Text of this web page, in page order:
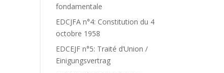
fondamentale
EDCJFA n°4: Constitution du 4
octobre 1958
EDCEJF n°5: Traité d’Union /
Einigungsvertrag